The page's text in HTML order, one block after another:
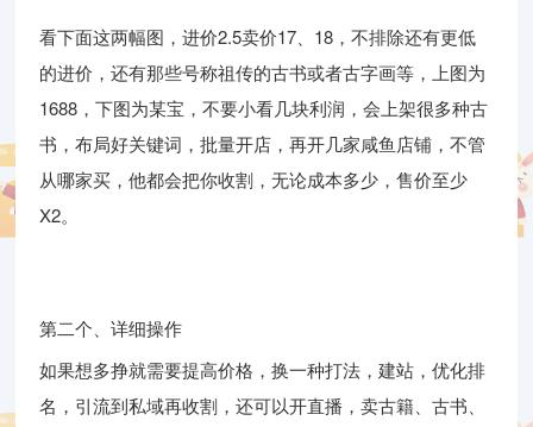
看下面这两幅图，进价2.5卖价17、18，不排除还有更低
的进价，还有那些号称祖传的古书或者古字画等，上图为
1688，下图为某宝，不要小看几块利润，会上架很多种古
书，布局好关键词，批量开店，再开几家咸鱼店铺，不管
从哪家买，他都会把你收割，无论成本多少，售价至少
X2。
第二个、详细操作
如果想多挣就需要提高价格，换一种打法，建站，优化排
名，引流到私域再收割，还可以开直播，卖古籍、古书、